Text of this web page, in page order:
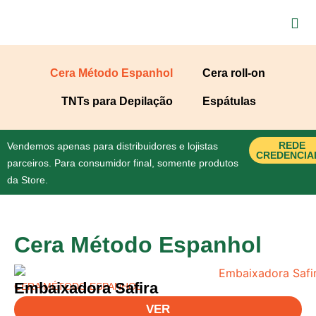
Cera Método Espanhol Cera roll-on
TNTs para Depilação Espátulas
Vendemos apenas para distribuidores e lojistas
parceiros. Para consumidor final, somente produtos
da Store.
REDE
Cera Método Espanhol
CERA MÉTODO ESPANHOL
Embaixadora Safira
VER